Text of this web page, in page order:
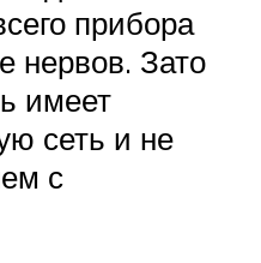
прибора
нервов. Зато
имеет
сеть и не
с